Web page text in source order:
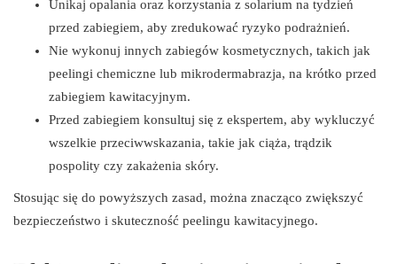
Unikaj opalania oraz korzystania z solarium na tydzień
przed zabiegiem, aby zredukować ryzyko podrażnień.
Nie wykonuj innych zabiegów kosmetycznych, takich jak
peelingi chemiczne lub mikrodermabrazja, na krótko przed
zabiegiem kawitacyjnym.
Przed zabiegiem konsultuj się z ekspertem, aby wykluczyć
wszelkie przeciwwskazania, takie jak ciąża, trądzik
pospolity czy zakażenia skóry.
Stosując się do powyższych zasad, można znacząco zwiększyć
bezpieczeństwo i skuteczność peelingu kawitacyjnego.